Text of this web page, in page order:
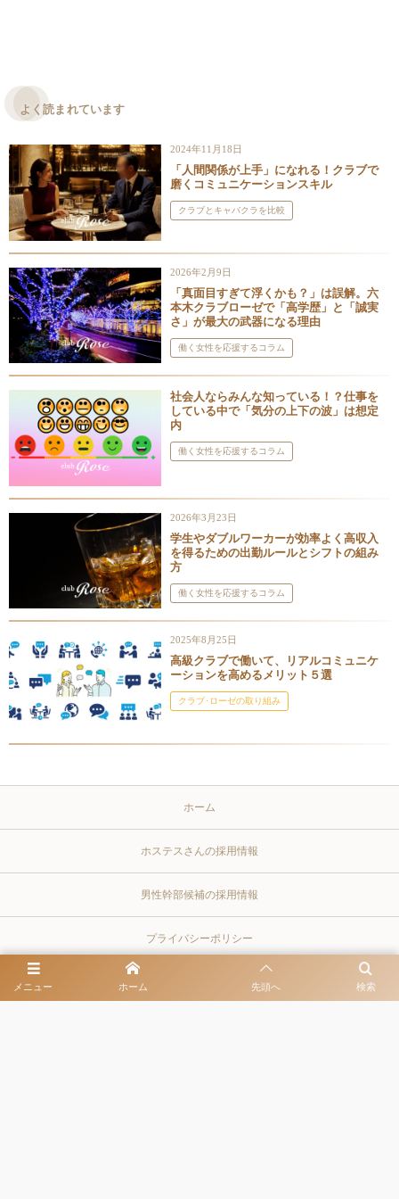
よく読まれています
2024年11月18日
「人間関係が上手」になれる！クラブで
磨くコミュニケーションスキル
クラブとキャバクラを比較
2026年2月9日
「真面目すぎて浮くかも？」は誤解。六
本木クラブローゼで「高学歴」と「誠実
さ」が最大の武器になる理由
働く女性を応援するコラム
社会人ならみんな知っている！？仕事を
している中で「気分の上下の波」は想定
内
働く女性を応援するコラム
2026年3月23日
学生やダブルワーカーが効率よく高収入
を得るための出勤ルールとシフトの組み
方
働く女性を応援するコラム
2025年8月25日
高級クラブで働いて、リアルコミュニケ
ーションを高めるメリット５選
クラブ･ローゼの取り組み
ホーム
ホステスさんの採用情報
男性幹部候補の採用情報
プライバシーポリシー
同伴出勤・お客様とよく訪れるレストラン
メニュー 検索
ホーム 先頭へ